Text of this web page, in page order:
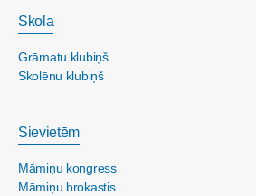
Skola
Grāmatu klubiņš
Skolēnu klubiņš
Sievietēm
Māmiņu kongress
Māmiņu brokastis